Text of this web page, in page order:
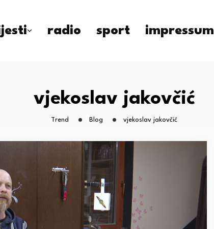
radio sport impressum
vjekoslav jakovčić
Trend Blog vjekoslav jakovčić